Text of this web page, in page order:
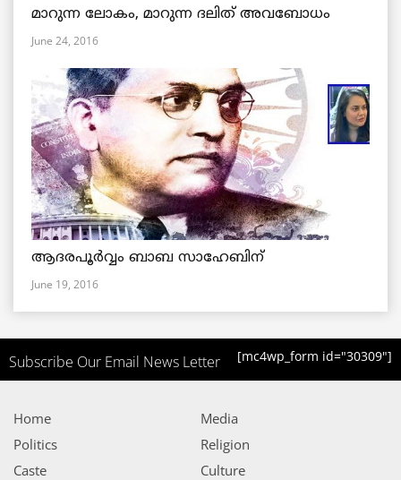
മാറുന്ന ലോകം, മാറുന്ന ദലിത് അവബോധം
June 24, 2016
ആദരപൂര്‍വ്വം ബാബ സാഹേബിന്
June 19, 2016
Subscribe Our Email News Letter [mc4wp_form id="30309"]
Home
Politics
Caste
Media
Religion
Culture